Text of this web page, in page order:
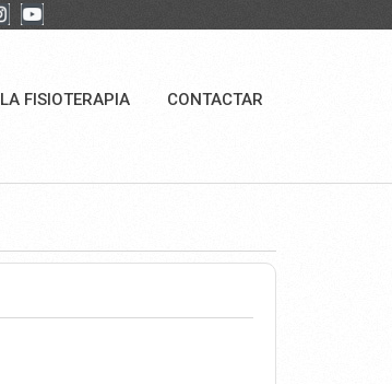
LA FISIOTERAPIA CONTACTAR